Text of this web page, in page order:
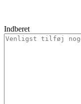
Indberet